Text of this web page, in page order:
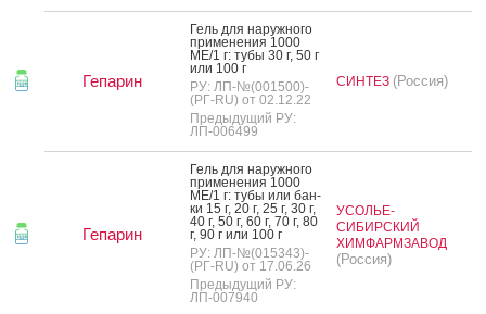
Гепарин
Гель для на­руж­но­го
при­мене­ния 1000
МЕ/1 г: ту­бы 30 г, 50 г
или 100 г
РУ: ЛП-№(001500)-
(РГ-RU) от 02.12.22
Предыдущий РУ:
ЛП-006499
СИНТЕЗ (Россия)
Гепарин
Гель для на­руж­но­го
при­мене­ния 1000
МЕ/1 г: ту­бы или бан­
ки 15 г, 20 г, 25 г, 30 г,
40 г, 50 г, 60 г, 70 г, 80
г, 90 г или 100 г
РУ: ЛП-№(015343)-
(РГ-RU) от 17.06.26
Предыдущий РУ:
ЛП-007940
УСОЛЬЕ-
СИБИРСКИЙ
ХИМФАРМЗАВОД
(Россия)